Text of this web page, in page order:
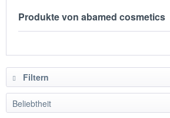
Produkte von abamed cosmetics
Filtern